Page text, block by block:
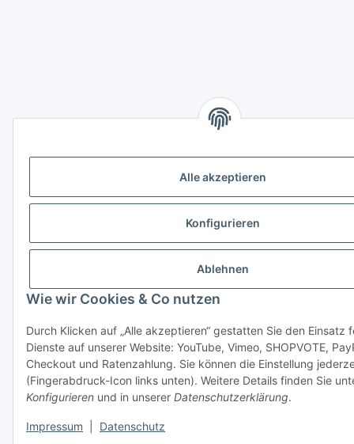
Alle akzeptieren
Konfigurieren
Ablehnen
Wie wir Cookies & Co nutzen
Durch Klicken auf „Alle akzeptieren“ gestatten Sie den Einsatz
Dienste auf unserer Website: YouTube, Vimeo, SHOPVOTE,
Checkout und Ratenzahlung. Sie können die Einstellung
(Fingerabdruck-Icon links unten). Weitere Details finden Sie
Konfigurieren und in unserer Datenschutzerklärung.
Impressum Datenschutz